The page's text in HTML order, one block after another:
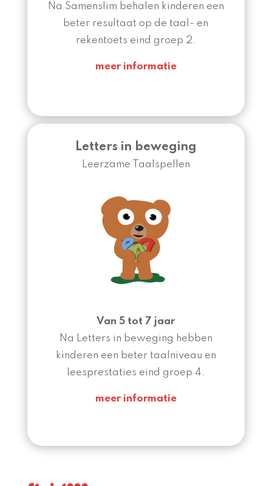
Na Samenslim behalen kinderen een
beter resultaat op de taal- en
rekentoets eind groep 2.
meer informatie
Letters in beweging
Leerzame Taalspellen
Van 5 tot 7 jaar
Na Letters in beweging hebben
kinderen een beter taalniveau en
leesprestaties eind groep 4.
meer informatie